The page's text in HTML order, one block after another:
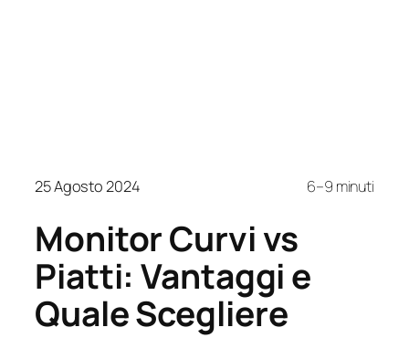
25 Agosto 2024 6–9 minuti
Monitor Curvi vs
Piatti: Vantaggi e
Quale Scegliere